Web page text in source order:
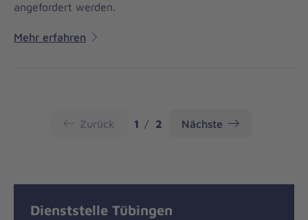
angefordert werden.
Mehr erfahren
Zurück Seite
1 Seite
2 Nächste
Dienststelle Tübingen